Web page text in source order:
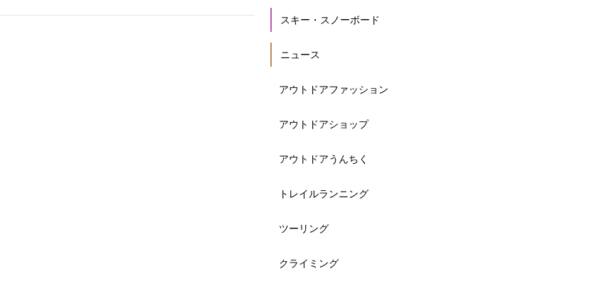
スキー・スノーボード
ニュース
アウトドアファッション
アウトドアショップ
アウトドアうんちく
トレイルランニング
ツーリング
クライミング